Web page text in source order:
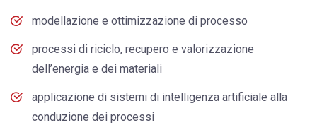
modellazione e ottimizzazione di processo
processi di riciclo, recupero e valorizzazione
dell’energia e dei materiali
applicazione di sistemi di intelligenza artificiale alla
conduzione dei processi